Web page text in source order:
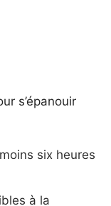
s’épanouir
six heures
à la